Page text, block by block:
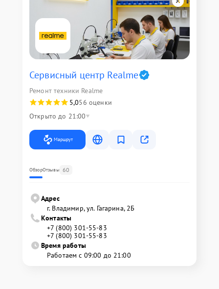
Сервисный центр Realme
Ремонт техники Realme
5,056 оценки
Открыто до 21:00
Маршрут
ОбзорОтзывы 60
Адрес
г. Владимир, ул. Гагарина, 2Б
Контакты
+7 (800) 301-55-83
+7 (800) 301-55-83
Время работы
Работаем с 09:00 до 21:00